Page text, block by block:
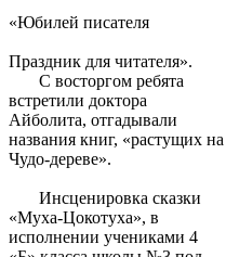
«Юбилей писателя
Праздник для читателя».
С восторгом ребята
встретили доктора
Айболита, отгадывали
названия книг, «растущих на
Чудо-дереве».
Инсценировка сказки
«Муха-Цокотуха», в
исполнении учениками 4